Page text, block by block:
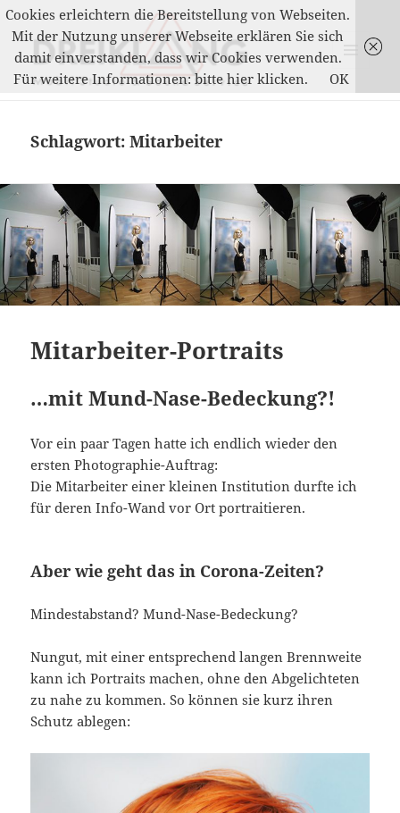
MENÜ
UND
Schlagwort:Mitarbeiter
Mitarbeiter-Portraits
…mit Mund-Nase-Bedeckung?!
Vor ein paar Tagen hatte ich endlich wieder den
ersten Photographie-Auftrag:
Die Mitarbeiter einer kleinen Institution durfte ich
für deren Info-Wand vor Ort portraitieren.
Aber wie geht das in Corona-Zeiten?
Mindestabstand? Mund-Nase-Bedeckung?
Nungut, mit einer entsprechend langen Brennweite
kann ich Portraits machen, ohne den Abgelichteten
zu nahe zu kommen. So können sie kurz ihren
Schutz ablegen:
Cookies erleichtern die Bereitstellung von Webseiten.
Mit der Nutzung unserer Webseite erklären Sie sich
damit einverstanden, dass wir Cookies verwenden.
Für weitere Informationen: bitte hier klicken.
OK